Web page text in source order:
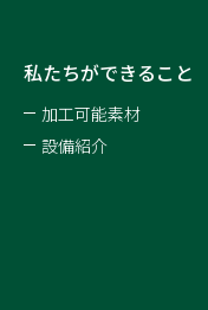
私たちができること
加工可能素材
設備紹介